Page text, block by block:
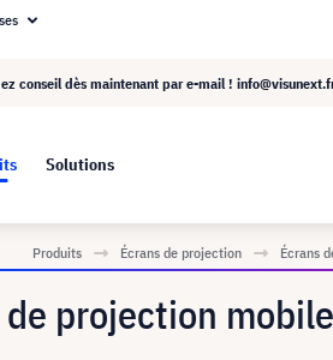
conseil dès maintenant par e-mail !
Solutions
Produits Écrans de projection Écrans
de projection